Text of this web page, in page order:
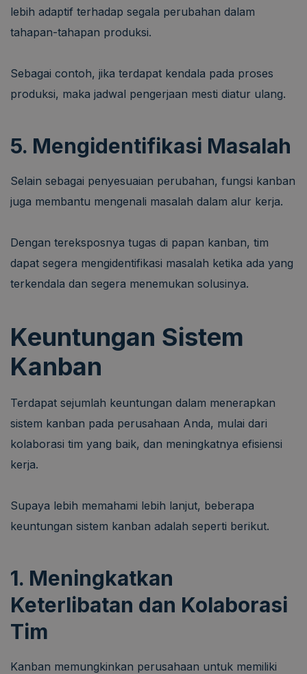
lebih adaptif terhadap segala perubahan dalam
tahapan-tahapan produksi.
Sebagai contoh, jika terdapat kendala pada proses
produksi, maka jadwal pengerjaan mesti diatur ulang.
5. Mengidentifikasi Masalah
Selain sebagai penyesuaian perubahan, fungsi kanban
juga membantu mengenali masalah dalam alur kerja.
Dengan tereksposnya tugas di papan kanban, tim
dapat segera mengidentifikasi masalah ketika ada yang
terkendala dan segera menemukan solusinya.
Keuntungan Sistem
Kanban
Terdapat sejumlah keuntungan dalam menerapkan
sistem kanban pada perusahaan Anda, mulai dari
kolaborasi tim yang baik, dan meningkatnya efisiensi
kerja.
Supaya lebih memahami lebih lanjut, beberapa
keuntungan sistem kanban adalah seperti berikut.
1. Meningkatkan
Keterlibatan dan Kolaborasi
Tim
Kanban memungkinkan perusahaan untuk memiliki